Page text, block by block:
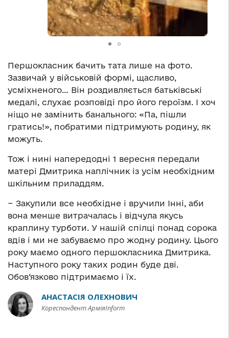
Першокласник бачить тата лише на фото.
Зазвичай у військовій формі, щасливо,
усміхненого… Він роздивляється батьківські
медалі, слухає розповіді про його героїзм. І хоч
ніщо не замінить банального: «Па, пішли
гратись!», побратими підтримують родину, як
можуть.
Тож і нині напередодні 1 вересня передали
матері Дмитрика наплічник із усім необхідним
шкільним приладдям.
− Закупили все необхідне і вручили Інні, аби
вона менше витрачалась і відчула якусь
краплину турботи. У нашій спілці понад сорока
вдів і ми не забуваємо про жодну родину. Цього
року маємо одного першокласника Дмитрика.
Наступного року таких родин буде дві.
Обов’язково підтримаємо і їх.
АНАСТАСІЯ ОЛЕХНОВИЧ
Кореспондент АрміяInform